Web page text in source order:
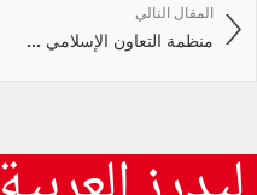
المقال التالي
منظمة التعاون الإسلامي ...